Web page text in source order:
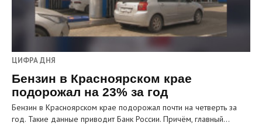
ЦИФРА ДНЯ
Бензин в Красноярском крае
подорожал на 23% за год
Бензин в Красноярском крае подорожал почти на четверть за
год. Такие данные приводит Банк России. Причём, главный…